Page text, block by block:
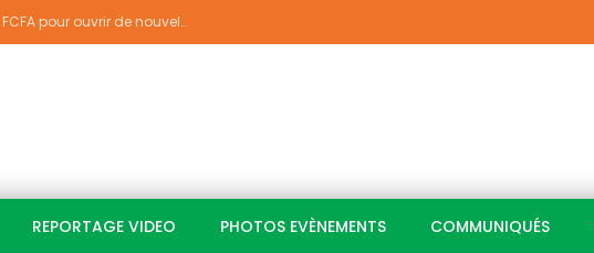
PJGOUV 2026-2030 : 2 869,4 milliards FCFA pour ouvrir de nouvelles perspectives à plus de 5,2 millions de jeunes ivoiriens
REPORTAGE VIDEO PHOTOS EVÈNEMENTS COMMUNIQUÉS